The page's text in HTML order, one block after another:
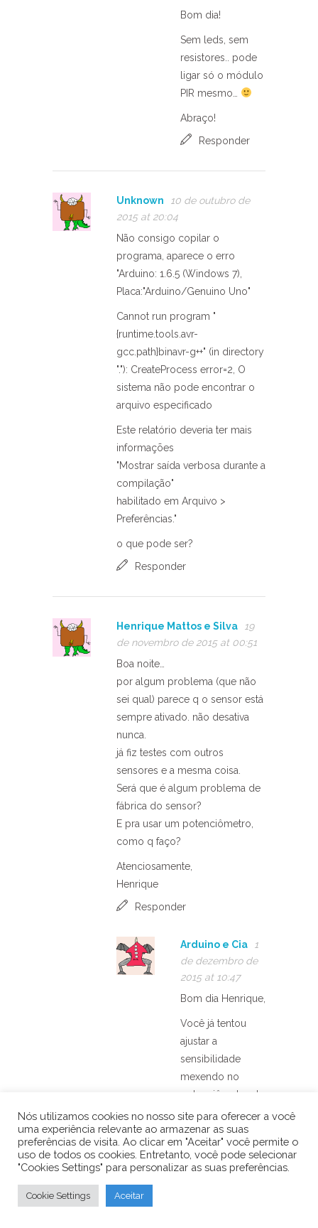
Bom dia!
Sem leds, sem
resistores.. pode
ligar só o módulo
PIR mesmo…
Abraço!
Responder
Unknown
10 de outubro de
2015 at 20:04
Não consigo copilar o
programa, aparece o erro
"Arduino: 1.6.5 (Windows 7),
Placa:"Arduino/Genuino Uno"
Cannot run program "
{runtime.tools.avr-
gcc.path}binavr-g++" (in directory
"."): CreateProcess error=2, O
sistema não pode encontrar o
arquivo especificado
Este relatório deveria ter mais
informações
"Mostrar saída verbosa durante a
compilação"
habilitado em Arquivo >
Preferências."
o que pode ser?
Responder
Henrique Mattos e Silva
19
de novembro de 2015 at 00:51
Boa noite…
por algum problema (que não
sei qual) parece q o sensor está
sempre ativado. não desativa
nunca.
já fiz testes com outros
sensores e a mesma coisa.
Será que é algum problema de
fábrica do sensor?
E pra usar um potenciômetro,
como q faço?
Atenciosamente,
Henrique
Responder
Arduino e Cia
1
de dezembro de
2015 at 10:47
Bom dia Henrique,
Você já tentou
ajustar a
sensibilidade
mexendo no
potenciômetro do
módulo ?
Abraço!
Responder
Nós utilizamos cookies no nosso site para oferecer a você
uma experiência relevante ao armazenar as suas
preferências de visita. Ao clicar em "Aceitar" você permite o
uso de todos os cookies. Entretanto, você pode selecionar
"Cookies Settings" para personalizar as suas preferências.
Cookie Settings Aceitar